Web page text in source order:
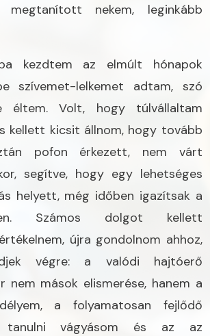
nekem, leginkább
kezdtem az elmúlt hónapok
szívemet-lelkemet adtam, szó
éltem. Volt, hogy túlvállaltam
kellett kicsit állnom, hogy tovább
pofon érkezett, nem várt
segítve, hogy egy lehetséges
helyett, még időben igazítsak a
Számos dolgot kellett
újra gondolnom ahhoz,
végre: a valódi hajtóerő
nem mások elismerése, hanem a
a folyamatosan fejlődő
tanulni vágyásom és az az